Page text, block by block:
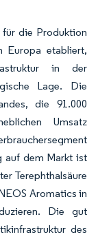
Namensnennung
die Produktion
Europa etabliert,
in der
Lage. Die
die 91.000
Umsatz
auf dem Markt ist
Terephthalsäure
Aromatics in
Die gut
des